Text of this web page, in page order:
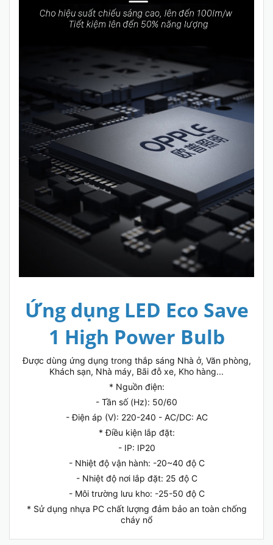
Ứng dụng LED Eco Save
1 High Power Bulb
Được dùng ứng dụng trong thắp sáng Nhà ở, Văn phòng,
Khách sạn, Nhà máy, Bãi đỗ xe, Kho hàng...
* Nguồn điện:
- Tần số (Hz): 50/60
- Điện áp (V): 220-240 - AC/DC: AC
* Điều kiện lắp đặt:
- IP: IP20
- Nhiệt độ vận hành: -20~40 độ C
- Nhiệt độ nơi lắp đặt: 25 độ C
- Môi trường lưu kho: -25-50 độ C
* Sử dụng nhựa PC chất lượng đảm bảo an toàn chống
cháy nổ